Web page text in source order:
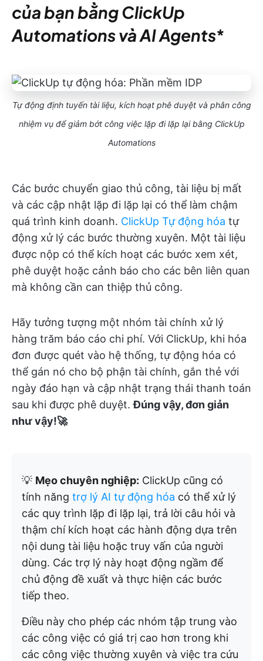
của bạn bằng ClickUp
Automations và AI Agents*
Tự động định tuyến tài liệu, kích hoạt phê duyệt và phân công
nhiệm vụ để giảm bớt công việc lặp đi lặp lại bằng ClickUp
Automations
Các bước chuyển giao thủ công, tài liệu bị mất
và các cập nhật lặp đi lặp lại có thể làm chậm
quá trình kinh doanh. ClickUp Tự động hóa tự
động xử lý các bước thường xuyên. Một tài liệu
được nộp có thể kích hoạt các bước xem xét,
phê duyệt hoặc cảnh báo cho các bên liên quan
mà không cần can thiệp thủ công.
Hãy tưởng tượng một nhóm tài chính xử lý
hàng trăm báo cáo chi phí. Với ClickUp, khi hóa
đơn được quét vào hệ thống, tự động hóa có
thể gán nó cho bộ phận tài chính, gắn thẻ với
ngày đáo hạn và cập nhật trạng thái thanh toán
sau khi được phê duyệt.Đúng vậy, đơn giản
như vậy!🚀
💡 Mẹo chuyên nghiệp: ClickUp cũng có
tính năng trợ lý AI tự động hóa có thể xử lý
các quy trình lặp đi lặp lại, trả lời câu hỏi và
thậm chí kích hoạt các hành động dựa trên
nội dung tài liệu hoặc truy vấn của người
dùng. Các trợ lý này hoạt động ngầm để
chủ động đề xuất và thực hiện các bước
tiếp theo.
Điều này cho phép các nhóm tập trung vào
các công việc có giá trị cao hơn trong khi
các công việc thường xuyên và việc tra cứu